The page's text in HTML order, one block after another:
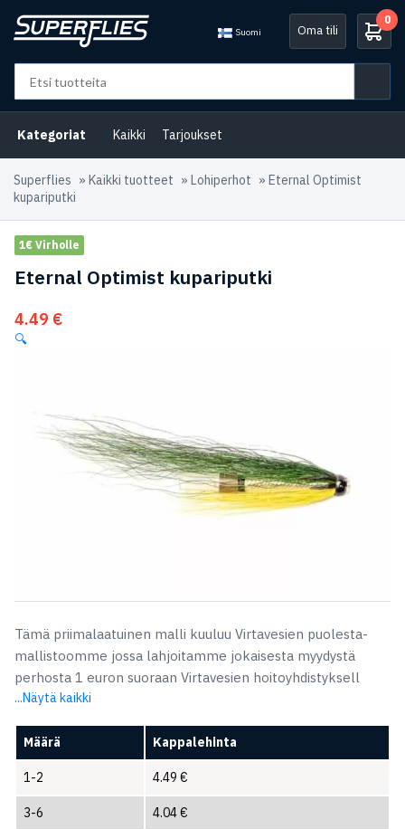
Suomi Oma tili
0
Kategoriat Kaikki Tarjoukset
Superflies » Kaikki tuotteet » Lohiperhot » Eternal Optimist
kupariputki
1€ Virholle
Eternal Optimist kupariputki
4.49 €
🔍
Tämä priimalaatuinen malli kuuluu Virtavesien puolesta-
mallistoomme jossa lahjoitamme jokaisesta myydystä
perhosta 1 euron suoraan Virtavesien hoitoyhdistyksell
...Näytä kaikki
Määrä Kappalehinta
1-2 4.49 €
3-6 4.04€